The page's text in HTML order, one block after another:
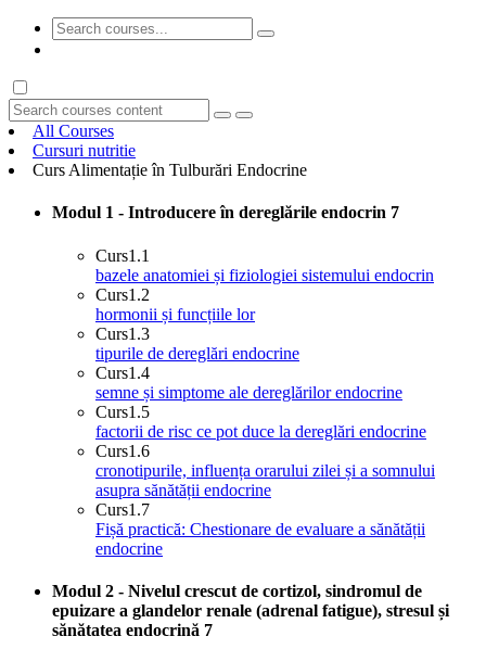
All Courses
Cursuri nutritie
Curs Alimentație în Tulburări Endocrine
Modul 1 - Introducere în dereglările endocrin 7
Curs1.1
bazele anatomiei și fiziologiei sistemului endocrin
Curs1.2
hormonii și funcțiile lor
Curs1.3
tipurile de dereglări endocrine
Curs1.4
semne și simptome ale dereglărilor endocrine
Curs1.5
factorii de risc ce pot duce la dereglări endocrine
Curs1.6
cronotipurile, influența orarului zilei și a somnului
asupra sănătății endocrine
Curs1.7
Fișă practică: Chestionare de evaluare a sănătății
endocrine
Modul 2 - Nivelul crescut de cortizol, sindromul de
epuizare a glandelor renale (adrenal fatigue), stresul și
sănătatea endocrină 7